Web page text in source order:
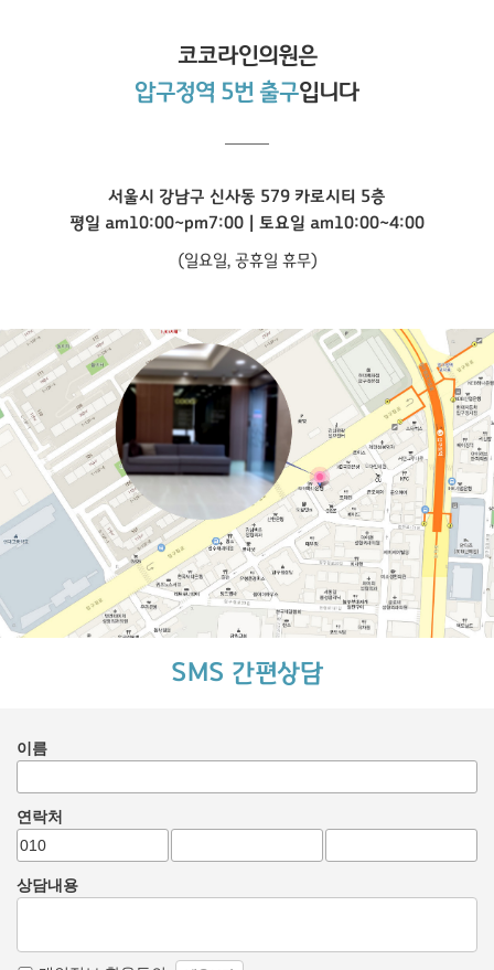
코코라인의원은
압구정역 5번 출구입니다
서울시 강남구 신사동 579 카로시티 5층
평일 am10:00~pm7:00 | 토요일 am10:00~4:00
(일요일, 공휴일 휴무)
SMS 간편상담